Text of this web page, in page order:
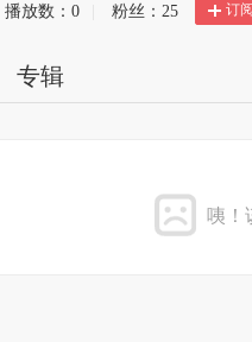
播放数： 0 粉丝： 25 订
专辑
咦！